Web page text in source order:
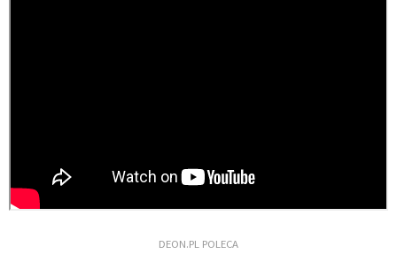
DEON.PL POLECA